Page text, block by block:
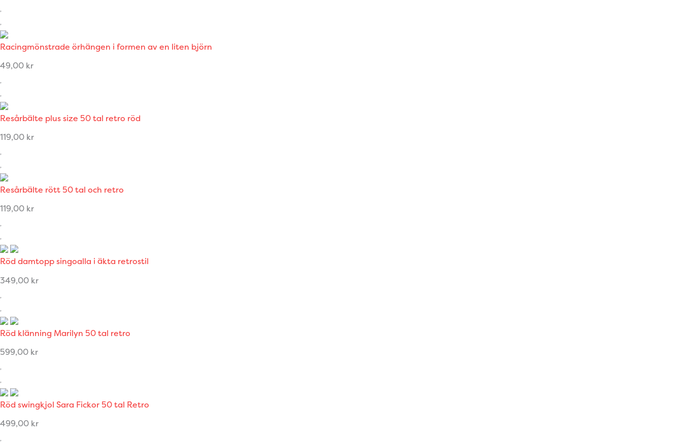
Racingmönstrade örhängen i formen av en liten björn
49,00 kr
Resårbälte plus size 50 tal retro röd
119,00 kr
Resårbälte rött 50 tal och retro
119,00 kr
Röd damtopp singoalla i äkta retrostil
349,00 kr
Röd klänning Marilyn 50 tal retro
599,00 kr
Röd swingkjol Sara Fickor 50 tal Retro
499,00 kr